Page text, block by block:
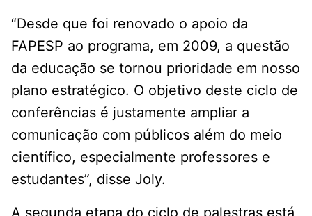
“Desde que foi renovado o apoio da
FAPESP ao programa, em 2009, a questão
da educação se tornou prioridade em nosso
plano estratégico. O objetivo deste ciclo de
conferências é justamente ampliar a
comunicação com públicos além do meio
científico, especialmente professores e
estudantes”, disse Joly.
A segunda etapa do ciclo de palestras está